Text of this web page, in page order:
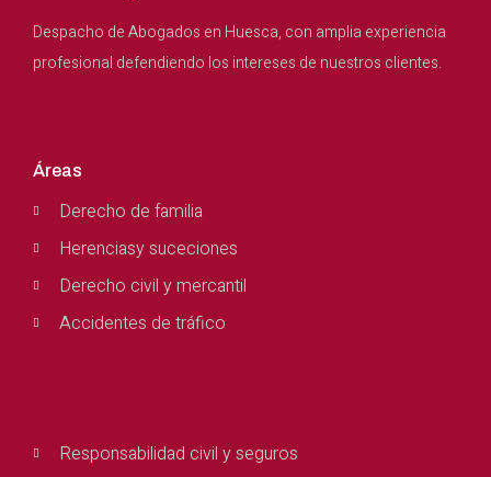
Despacho de Abogados en Huesca, con amplia experiencia
profesional defendiendo los intereses de nuestros clientes.
Áreas
Derecho de familia
Herenciasy suceciones
Derecho civil y mercantil
Accidentes de tráfico
Responsabilidad civil y seguros